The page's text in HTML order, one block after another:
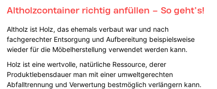
Altholzcontainer richtig anfüllen – So geht’s!
Altholz ist Holz, das ehemals verbaut war und nach
fachgerechter Entsorgung und Aufbereitung beispielsweise
wieder für die Möbelherstellung verwendet werden kann.
Holz ist eine wertvolle, natürliche Ressource, derer
Produktlebensdauer man mit einer umweltgerechten
Abfalltrennung und Verwertung bestmöglich verlängern kann.